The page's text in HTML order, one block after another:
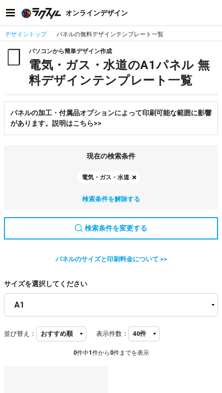
オンラインデザイン
デザイントップ パネルの無料デザインテンプレート一覧
パソコンから簡単デザイン作成
電気・ガス・水道のA1パネル 無
料デザインテンプレート一覧
パネルの加工・付属品オプションによって印刷可能な範囲に影響
があります。説明はこちら>>
現在の検索条件
電気・ガス・水道
検索条件を解除する
検索条件を変更する
パネルのサイズと印刷料金について >>
サイズを選択してください
並び替え： 表示件数：
0件中1 件から 0件までを表示